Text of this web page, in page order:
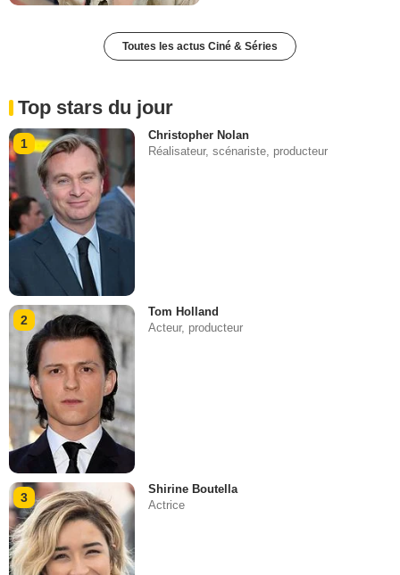
Toutes les actus Ciné & Séries
Top stars du jour
1
Christopher Nolan
Réalisateur, scénariste, producteur
2
Tom Holland
Acteur, producteur
3
Shirine Boutella
Actrice